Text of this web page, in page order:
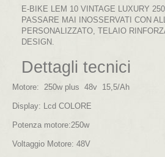
E-BIKE LEM 10 VINTAGE LUXURY
PASSARE MAI INOSSERVATI CON
PERSONALIZZATO, TELAIO
DESIGN.
Dettagli tecnici
Motore: 250w plus 48v 15,5/Ah
Display: Lcd COLORE
Potenza motore:250w
Voltaggio Motore: 48V